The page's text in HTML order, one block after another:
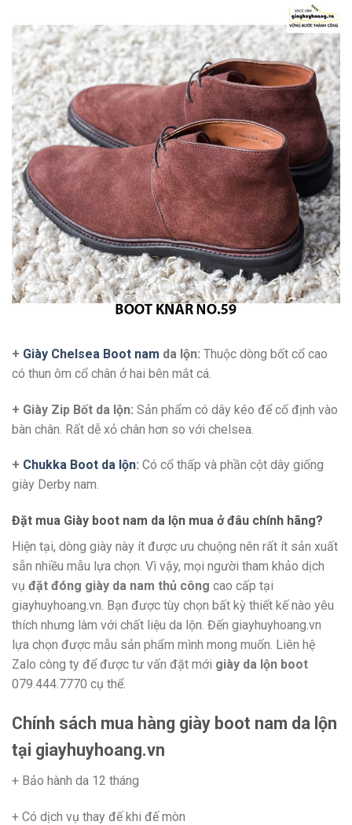
+ Giày Chelsea Boot nam da lộn: Thuộc dòng bốt cổ cao
có thun ôm cổ chân ở hai bên mắt cá.
+ Giày Zip Bốt da lộn: Sản phẩm có dây kéo để cố định vào
bàn chân. Rất dễ xỏ chân hơn so với chelsea.
+ Chukka Boot da lộn: Có cổ thấp và phần cột dây giống
giày Derby nam.
Đặt mua Giày boot nam da lộn mua ở đâu chính hãng?
Hiện tại, dòng giày này ít được ưu chuộng nên rất ít sản xuất
sẵn nhiều mẫu lựa chọn. Vì vậy, mọi người tham khảo dịch
vụ đặt đóng giày da nam thủ công cao cấp tại
giayhuyhoang.vn. Bạn được tùy chọn bất kỳ thiết kế nào yêu
thích nhưng làm với chất liệu da lộn. Đến giayhuyhoang.vn
lựa chọn được mẫu sản phẩm mình mong muốn. Liên hệ
Zalo công ty để được tư vấn đặt mới giày da lộn boot
079.444.7770 cụ thể.
Chính sách mua hàng giày boot nam da lộn
tại giayhuyhoang.vn
+ Bảo hành da 12 tháng
+ Có dịch vụ thay đế khi đế mòn